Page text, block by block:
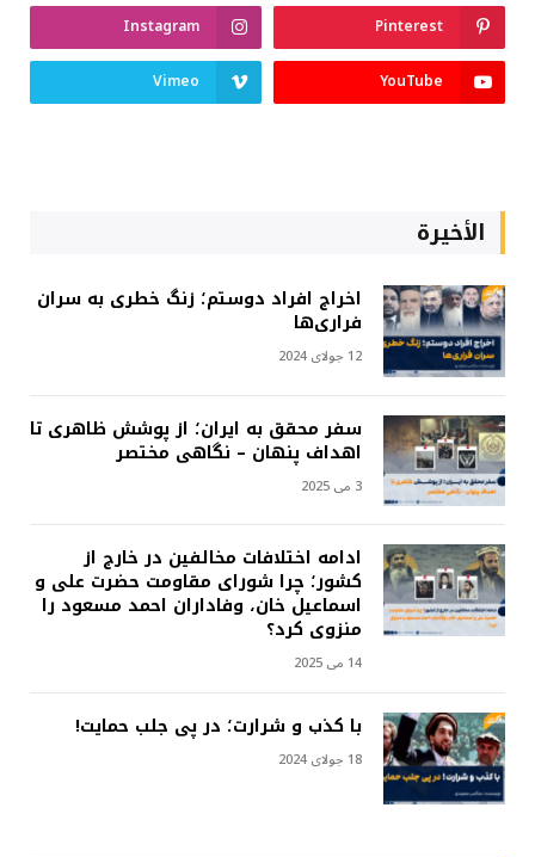
Pinterest
Instagram
YouTube
Vimeo
الأخيرة
اخراج افراد دوستم؛ زنگ خطری به سران
فراری‌ها
12 جولای 2024
سفر محقق به ایران؛ از پوشش ظاهری تا
اهداف پنهان – نگاهی مختصر
3 می 2025
ادامه اختلافات مخالفین در خارج از
کشور؛ چرا شورای مقاومت حضرت علی و
اسماعیل خان، وفاداران احمد مسعود را
منزوی کرد؟
14 می 2025
با کذب و شرارت؛ در پی جلب حمایت!
18 جولای 2024